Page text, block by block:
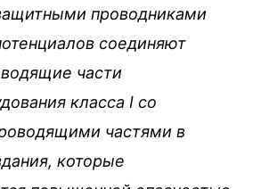
проводниками
соединяют
части
класса I со
частями в
которые